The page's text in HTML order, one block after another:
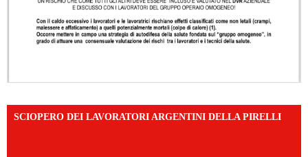
SCIOPERO DEI LAVORATORI ARGENTINI DELLA PIRELLI